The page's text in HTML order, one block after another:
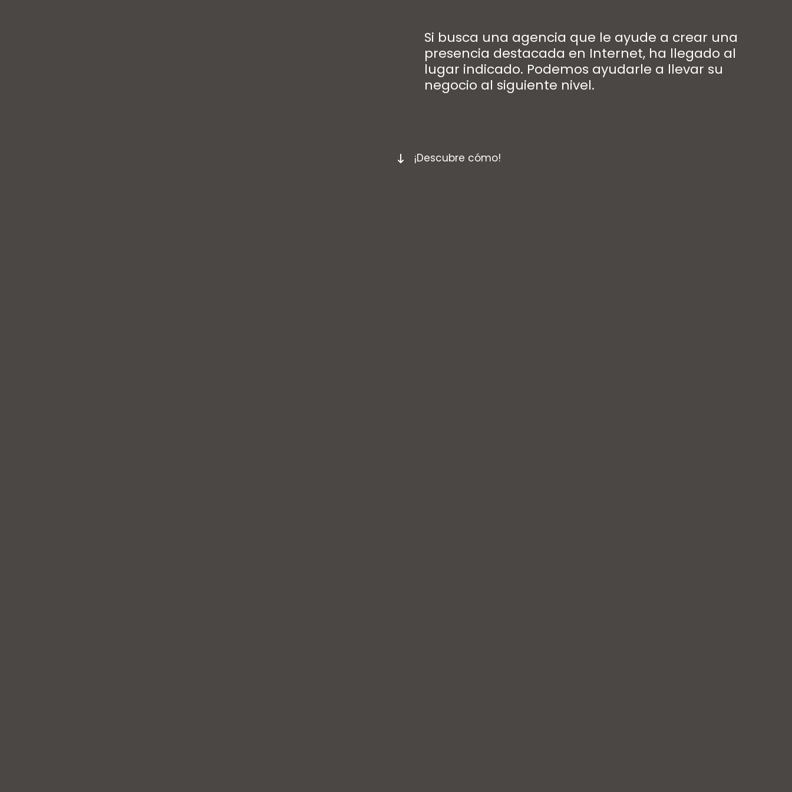
Si busca una agencia que le ayude a crear una
presencia destacada en Internet, ha llegado al
lugar indicado. Podemos ayudarle a llevar su
negocio al siguiente nivel.
¡Descubre cómo!